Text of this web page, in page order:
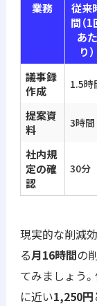
業務
従来
間（1
あた
り）
議事録
作成
1.5時
提案資
料
3時間
社内規
定の確
認
30分
現実的な削減
る月16時間の
てみましょう
に近い1,250円